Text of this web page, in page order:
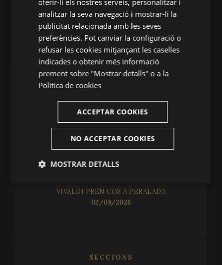
902 374 737
taquilla@grupperalada.com
06/08/2026
05/08/2026
VIVALDI PREN COS A PERALADA
02/08/2026
SECCIONS
ENGLISH
CATALAN
oferir-li els nostres serveis, personalitzar i
analitzar la seva navegació i mostrar-li la
publicitat relacionada amb les seves
preferències. Pot canviar la configuració o
refusar les cookies mitjançant les caselles
indicades o obtenir més informació
prement sobre "Mostrar detalls" o a la
Política de cookies
ACCEPTAR COOKIES
NO ACCEPTAR COOKIES
MOSTRAR DETALLS
necessàries